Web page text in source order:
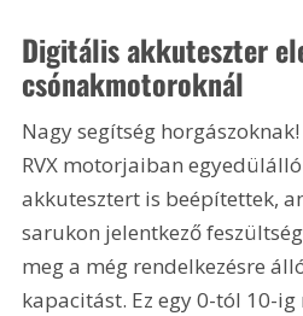
Digitális akkuteszter
csónakmotoroknál
Nagy segítség horgászoknak!
RVX motorjaiban
akkutesztert is beépítettek,
sarukon jelentkező
meg a még rendelkezésre
kapacitást. Ez egy 0-tól 10-